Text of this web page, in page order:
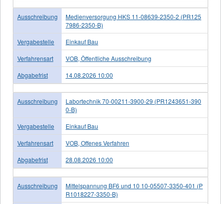
Ausschreibung
Medienversorgung HKS 11-08639-2350-2 (PR125
7986-2350-B)
Vergabestelle
Einkauf Bau
Verfahrensart
VOB, Öffentliche Ausschreibung
Abgabefrist
14.08.2026 10:00
Ausschreibung
Labortechnik 70-00211-3900-29 (PR1243651-390
0-B)
Vergabestelle
Einkauf Bau
Verfahrensart
VOB, Offenes Verfahren
Abgabefrist
28.08.2026 10:00
Ausschreibung
Mittelspannung BF6 und 10 10-05507-3350-401 (P
R1018227-3350-B)